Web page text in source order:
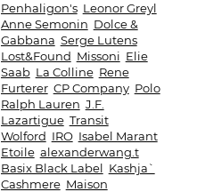
Penhaligon's Leonor Greyl
Anne Semonin Dolce &
Gabbana Serge Lutens
Lost&Found Missoni Elie
Saab La Colline Rene
Furterer CP Company Polo
Ralph Lauren J.F.
Lazartigue Transit
Wolford IRO Isabel Marant
Etoile alexanderwang.t
Basix Black Label Kashja`
Cashmere Maison